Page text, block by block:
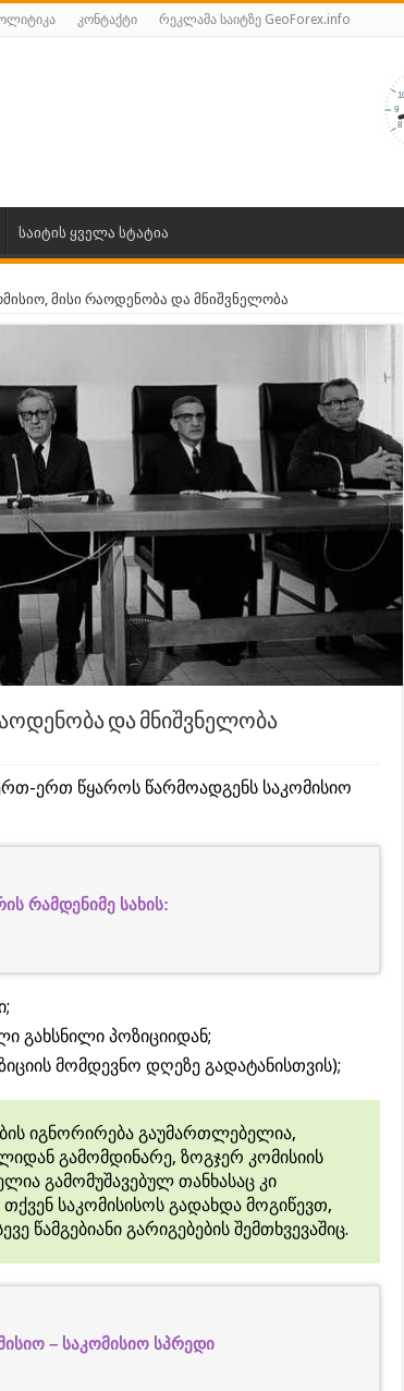
კონტაქტი რეკლამა საიტზე GeoForex.info
საიტის ყველა სტატია
მისი რაოდენობა და მნიშვნელობა
და მნიშვნელობა
ერთ წყაროს წარმოადგენს საკომისიო
რამდენიმე სახის:
გახსნილი პოზიციიდან;
მომდევნო დღეზე გადატანისთვის);
იგნორირება გაუმართლებელია,
გამომდინარე, ზოგჯერ კომისიის
გამომუშავებულ თანხასაც კი
საკომისისოს გადახდა მოგიწევთ,
წამგებიანი გარიგებების შემთხვევაშიც.
– საკომისიო სპრედი